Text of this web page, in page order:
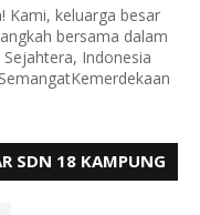
Kami, keluarga besar
bersama dalam
Indonesia
SDN 18 KAMPUNG